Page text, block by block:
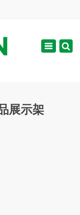
Toggle
展示架